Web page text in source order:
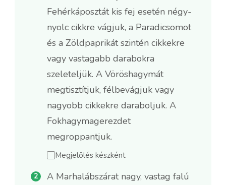
Fehérkáposztát kis fej esetén négy-
nyolc cikkre vágjuk, a Paradicsomot
és a Zöldpaprikát szintén cikkekre
vagy vastagabb darabokra
szeleteljük. A Vöröshagymát
megtisztítjuk, félbevágjuk vagy
nagyobb cikkekre daraboljuk. A
Fokhagymagerezdet
megroppantjuk.
Megjelölés készként
A Marhalábszárat nagy, vastag falú